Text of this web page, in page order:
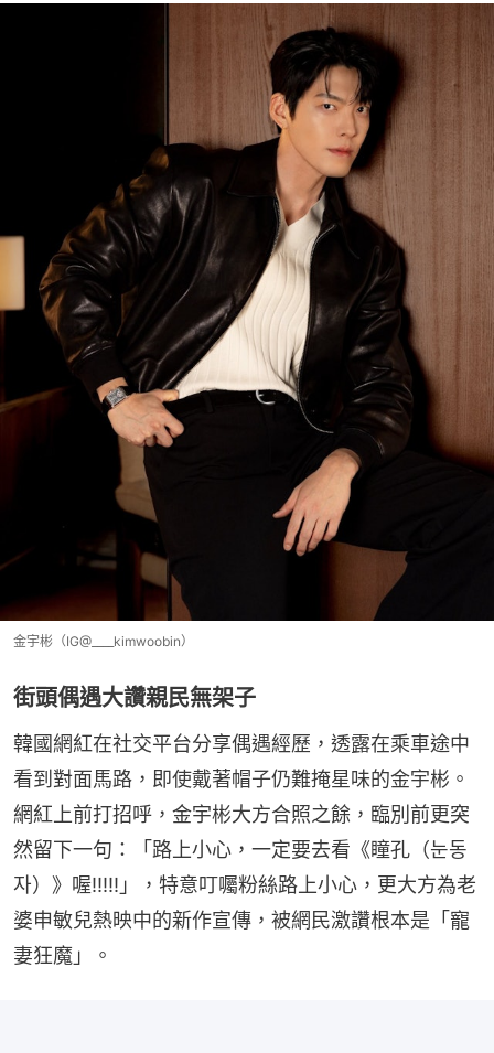
金宇彬（IG@____kimwoobin）
街頭偶遇大讚親民無架子
韓國網紅在社交平台分享偶遇經歷，透露在乘車途中
看到對面馬路，即使戴著帽子仍難掩星味的金宇彬。
網紅上前打招呼，金宇彬大方合照之餘，臨別前更突
然留下一句：「路上小心，一定要去看《瞳孔（눈동
자）》喔!!!!!」，特意叮囑粉絲路上小心，更大方為老
婆申敏兒熱映中的新作宣傳，被網民激讚根本是「寵
妻狂魔」。